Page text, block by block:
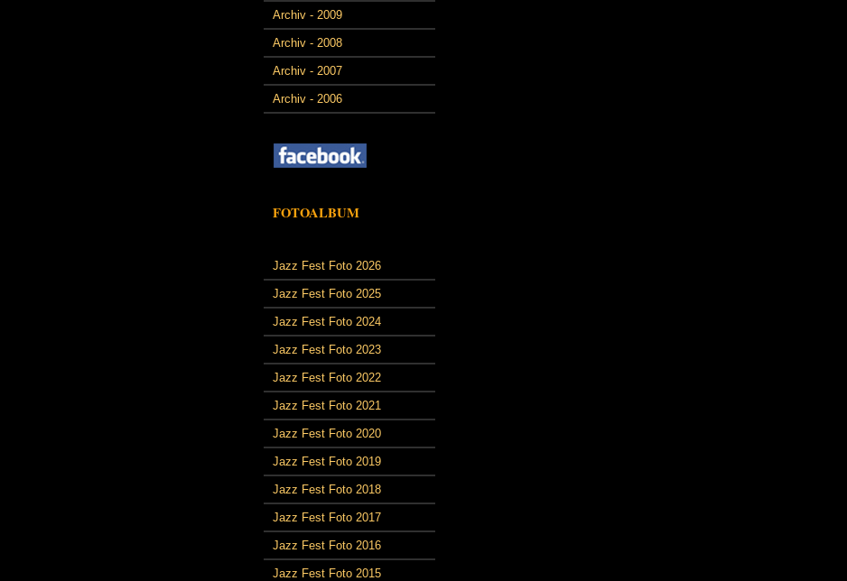
Archiv - 2009
Archiv - 2008
Archiv - 2007
Archiv - 2006
FOTOALBUM
Jazz Fest Foto 2026
Jazz Fest Foto 2025
Jazz Fest Foto 2024
Jazz Fest Foto 2023
Jazz Fest Foto 2022
Jazz Fest Foto 2021
Jazz Fest Foto 2020
Jazz Fest Foto 2019
Jazz Fest Foto 2018
Jazz Fest Foto 2017
Jazz Fest Foto 2016
Jazz Fest Foto 2015